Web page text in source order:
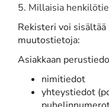
5. Millaisia
Rekisteri voi
muutostietoja:
Asiakkaan
nimitiedot
yhteystiedot